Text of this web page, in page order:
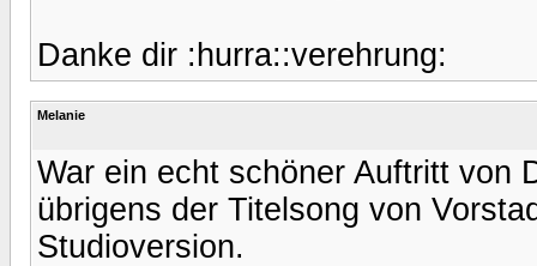
Danke dir :hurra::verehrung:
Melanie
War ein echt schöner Auftritt von
übrigens der Titelsong von
Studioversion.